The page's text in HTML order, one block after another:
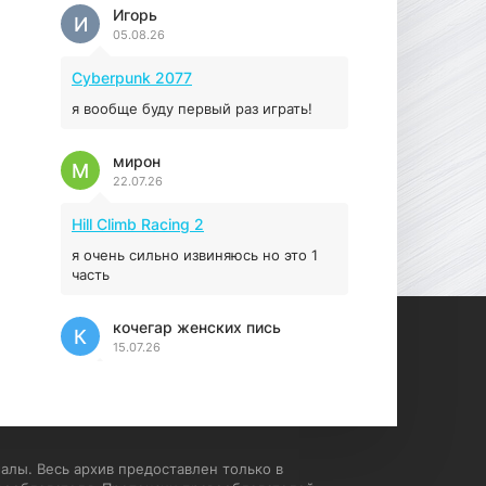
Prey
16.95 ГБ
Игорь
05.08.26
И
Cyberpunk 2077
я вообще буду первый раз играть!
мирон
22.07.26
М
Hill Climb Racing 2
я очень сильно извиняюсь но это 1
часть
кочегар женских пись
15.07.26
К
напишите блять на пк с
Весь архив предоставлен только в